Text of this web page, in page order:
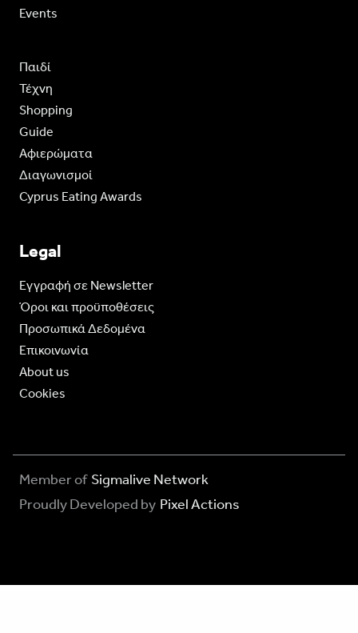
Events
Παιδί
Τέχνη
Shopping
Guide
Aφιερώματα
Διαγωνισμοί
Cyprus Eating Awards
Legal
Eγγραφή σε Newsletter
Όροι και προϋποθέσεις
Προσωπικά Δεδομένα
Επικοινωνία
About us
Cookies
Member of Sigmalive Network
Proudly Developed by Pixel Actions